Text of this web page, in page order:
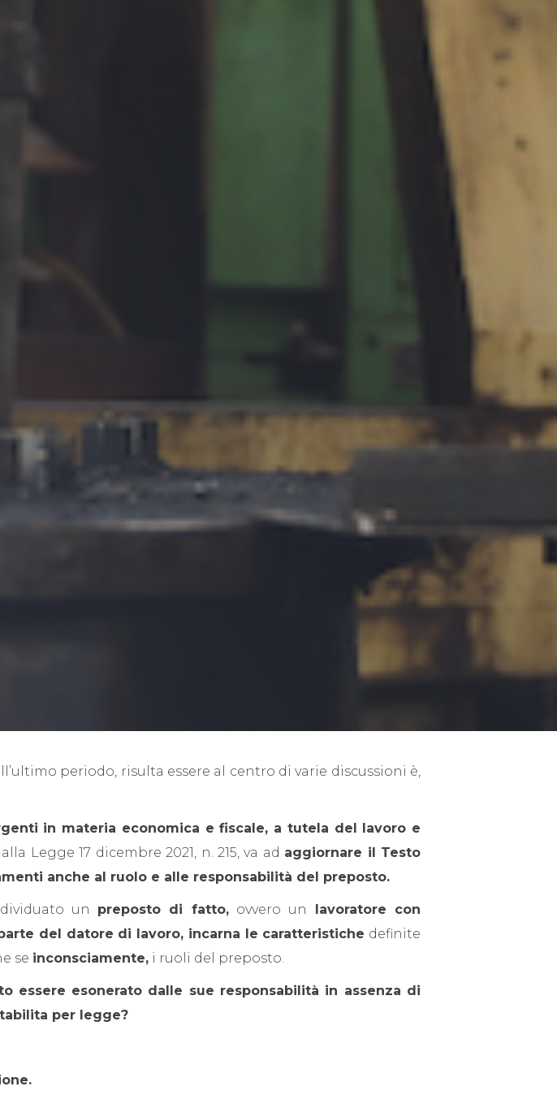
periodo, risulta essere al centro di varie discussioni è,
in materia economica e fiscale, a tutela del lavoro e
Legge 17 dicembre 2021, n. 215, va ad aggiornare il Testo
anche al ruolo e alle responsabilità del preposto.
un preposto di fatto,ovvero un lavoratore con
del datore di lavoro, incarna le caratteristiche definite
se inconsciamente, i ruoli del preposto.
essere esonerato dalle sue responsabilità in assenza di
per legge?